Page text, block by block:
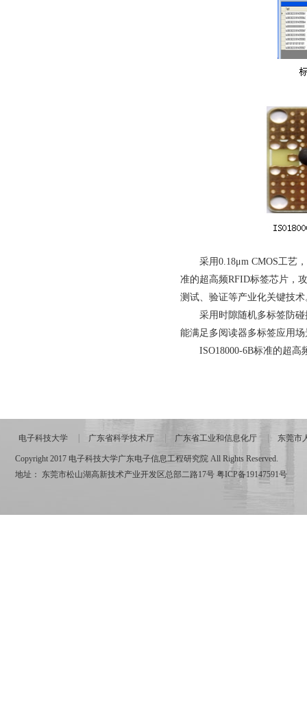
采用0.18μm CMOS工艺
准的超高频RFID标签芯片，
测试、验证等产业化关键技术
采用时隙随机多标签防
能满足多阅读器多标签应用场
ISO18000-6B标准的超
电子科技大学 广东省科学技术厅 广东省工业和信息化厅 东莞市
Copyright 2017 电子科技大学广东电子信息工程研究院 All Rights Reserved.
地址： 东莞市松山湖高新技术产业开发区总部二路17号 粤ICP备19147591号